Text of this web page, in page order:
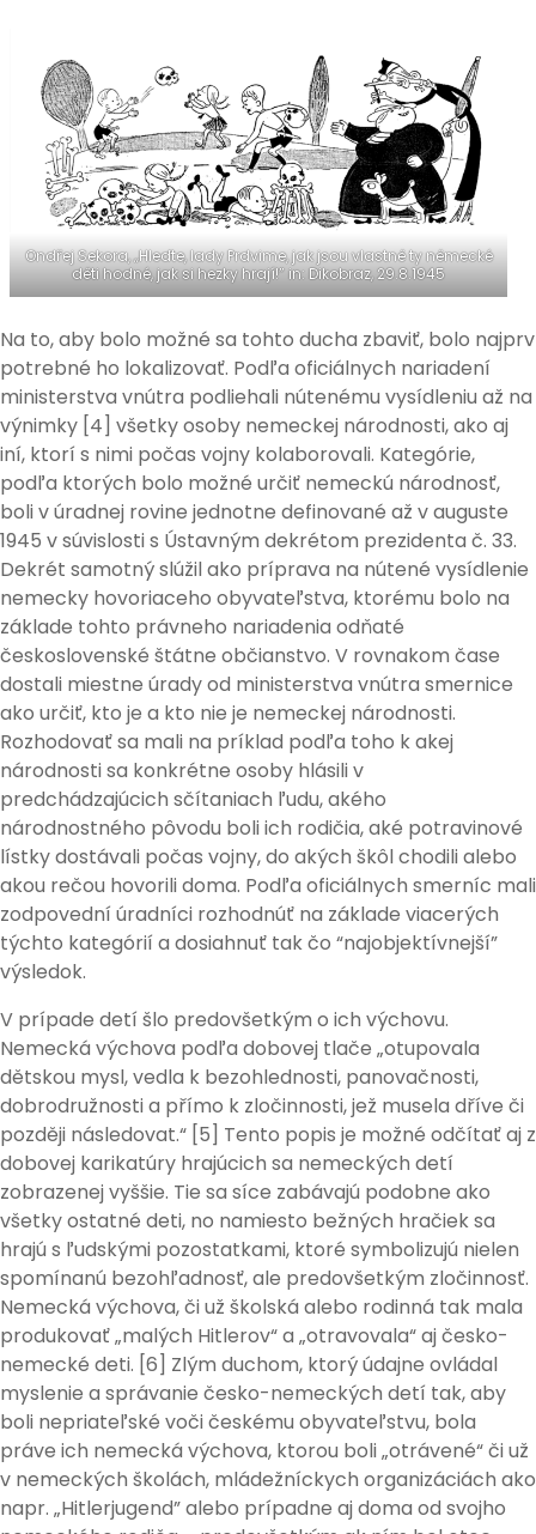
Ondřej Sekora, „Hleďte, lady Prdvime, jak jsou vlastně ty německé
děti hodné, jak si hezky hrají!” in: Dikobraz, 29.8.1945
Na to, aby bolo možné sa tohto ducha zbaviť, bolo najprv
potrebné ho lokalizovať. Podľa oficiálnych nariadení
ministerstva vnútra podliehali nútenému vysídleniu až na
výnimky [4] všetky osoby nemeckej národnosti, ako aj
iní, ktorí s nimi počas vojny kolaborovali. Kategórie,
podľa ktorých bolo možné určiť nemeckú národnosť,
boli v úradnej rovine jednotne definované až v auguste
1945 v súvislosti s Ústavným dekrétom prezidenta č. 33.
Dekrét samotný slúžil ako príprava na nútené vysídlenie
nemecky hovoriaceho obyvateľstva, ktorému bolo na
základe tohto právneho nariadenia odňaté
československé štátne občianstvo. V rovnakom čase
dostali miestne úrady od ministerstva vnútra smernice
ako určiť, kto je a kto nie je nemeckej národnosti.
Rozhodovať sa mali na príklad podľa toho k akej
národnosti sa konkrétne osoby hlásili v
predchádzajúcich sčítaniach ľudu, akého
národnostného pôvodu boli ich rodičia, aké potravinové
lístky dostávali počas vojny, do akých škôl chodili alebo
akou rečou hovorili doma. Podľa oficiálnych smerníc mali
zodpovední úradníci rozhodnúť na základe viacerých
týchto kategórií a dosiahnuť tak čo “najobjektívnejší”
výsledok.
V prípade detí šlo predovšetkým o ich výchovu.
Nemecká výchova podľa dobovej tlače „otupovala
dětskou mysl, vedla k bezohlednosti, panovačnosti,
dobrodružnosti a přímo k zločinnosti, jež musela dříve či
později následovat.“ [5] Tento popis je možné odčítať aj z
dobovej karikatúry hrajúcich sa nemeckých detí
zobrazenej vyššie. Tie sa síce zabávajú podobne ako
všetky ostatné deti, no namiesto bežných hračiek sa
hrajú s ľudskými pozostatkami, ktoré symbolizujú nielen
spomínanú bezohľadnosť, ale predovšetkým zločinnosť.
Nemecká výchova, či už školská alebo rodinná tak mala
produkovať „malých Hitlerov“ a „otravovala“ aj česko-
nemecké deti. [6] Zlým duchom, ktorý údajne ovládal
myslenie a správanie česko-nemeckých detí tak, aby
boli nepriateľské voči českému obyvateľstvu, bola
práve ich nemecká výchova, ktorou boli „otrávené“ či už
v nemeckých školách, mládežníckych organizáciách ako
napr. „Hitlerjugend” alebo prípadne aj doma od svojho